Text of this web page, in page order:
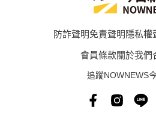
防詐聲明免責聲明隱私權
會員條款關於我們
追蹤NOWNEWS